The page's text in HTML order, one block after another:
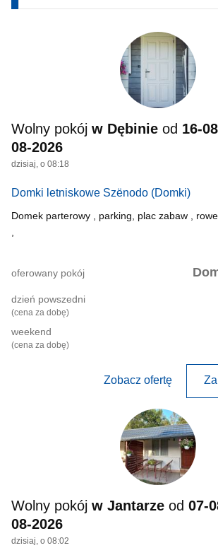
Wolny pokój w Dębinie od 16-
08-2026
dzisiaj, o 08:18
Domki letniskowe Szënodo (Domki)
Domek parterowy , parking, plac zabaw ,
,
oferowany pokój
dzień powszedni
(cena za dobę)
weekend
(cena za dobę)
Zobacz ofertę
Wolny pokój w Jantarze od 07-
08-2026
dzisiaj, o 08:02